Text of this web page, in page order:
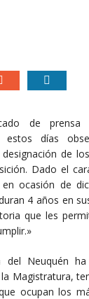
de
estos días
de
Dado el
ocasión de
4 años en
que les
Neuquén
Magistratura,
ocupan los